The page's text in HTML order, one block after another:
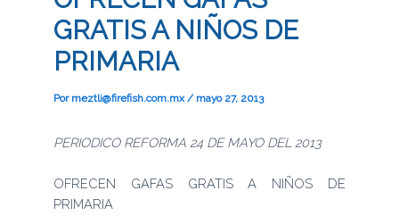
GRATIS A NIÑOS DE
PRIMARIA
Por meztli@firefish.com.mx / mayo 27, 2013
PERIODICO REFORMA 24 DE MAYO DEL 2013
OFRECEN GAFAS GRATIS A NIÑOS DE
PRIMARIA